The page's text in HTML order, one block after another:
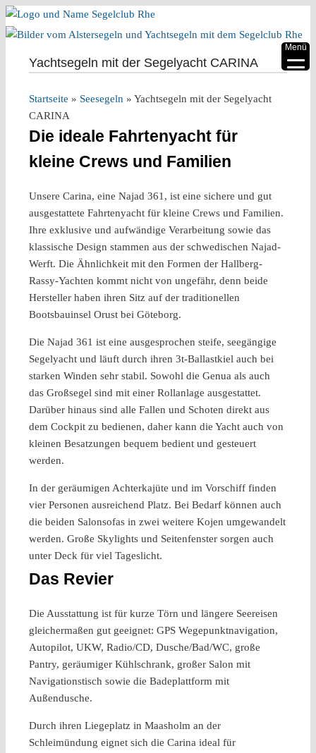
Yachtsegeln mit der Segelyacht CARINA
Startseite » Seesegeln » Yachtsegeln mit der Segelyacht
CARINA
Die ideale Fahrtenyacht für
kleine Crews und Familien
Unsere Carina, eine Najad 361, ist eine sichere und gut
ausgestattete Fahrtenyacht für kleine Crews und Familien.
Ihre exklusive und aufwändige Verarbeitung sowie das
klassische Design stammen aus der schwedischen Najad-
Werft. Die Ähnlichkeit mit den Formen der Hallberg-
Rassy-Yachten kommt nicht von ungefähr, denn beide
Hersteller haben ihren Sitz auf der traditionellen
Bootsbauinsel Orust bei Göteborg.
Die Najad 361 ist eine ausgesprochen steife, seegängige
Segelyacht und läuft durch ihren 3t-Ballastkiel auch bei
starken Winden sehr stabil. Sowohl die Genua als auch
das Großsegel sind mit einer Rollanlage ausgestattet.
Darüber hinaus sind alle Fallen und Schoten direkt aus
dem Cockpit zu bedienen, daher kann die Yacht auch von
kleinen Besatzungen bequem bedient und gesteuert
werden.
In der geräumigen Achterkajüte und im Vorschiff finden
vier Personen ausreichend Platz. Bei Bedarf können auch
die beiden Salonsofas in zwei weitere Kojen umgewandelt
werden. Große Skylights und Seitenfenster sorgen auch
unter Deck für viel Tageslicht.
Das Revier
Die Ausstattung ist für kurze Törn und längere Seereisen
gleichermaßen gut geeignet: GPS Wegepunktnavigation,
Autopilot, UKW, Radio/CD, Dusche/Bad/WC, große
Pantry, geräumiger Kühlschrank, großer Salon mit
Navigationstisch sowie die Badeplattform mit
Außendusche.
Durch ihren Liegeplatz in Maasholm an der
Schleimündung eignet sich die Carina ideal für
Menü
▼
▼
▼
▼